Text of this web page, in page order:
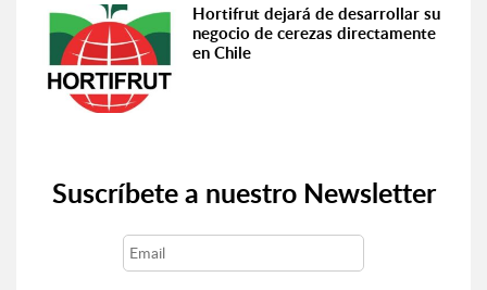
Hortifrut dejará de desarrollar su
negocio de cerezas directamente
en Chile
Suscríbete a nuestro Newsletter